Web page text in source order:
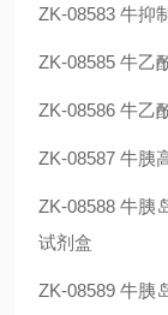
ZK-08583 牛抑
ZK-08585 牛乙
ZK-08586 牛乙
ZK-08587 牛胰
ZK-08588 牛胰
试剂盒
ZK-08589 牛胰